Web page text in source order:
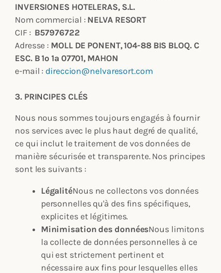
INVERSIONES HOTELERAS, S.L.
Nom commercial : NELVA RESORT
CIF : B57976722
Adresse : MOLL DE PONENT, 104-88 BIS BLOQ. C
ESC. B 1º 1ª 07701, MAHON
e-mail : direccion@nelvaresort.com
3. PRINCIPES CLÉS
Nous nous sommes toujours engagés à fournir
nos services avec le plus haut degré de qualité,
ce qui inclut le traitement de vos données de
manière sécurisée et transparente. Nos principes
sont les suivants :
LégalitéNous ne collectons vos données
personnelles qu'à des fins spécifiques,
explicites et légitimes.
Minimisation des donnéesNous limitons
la collecte de données personnelles à ce
qui est strictement pertinent et
nécessaire aux fins pour lesquelles elles